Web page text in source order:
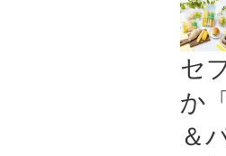
セ
か
＆